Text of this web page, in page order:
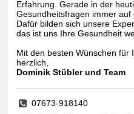
Erfahrung. Gerade in der
Gesundheitsfragen immer auf
Dafür bilden sich unsere
das ist uns Ihre Gesundheit
Mit den besten Wünschen für
herzlich,
Dominik Stübler und Team
07673-918140